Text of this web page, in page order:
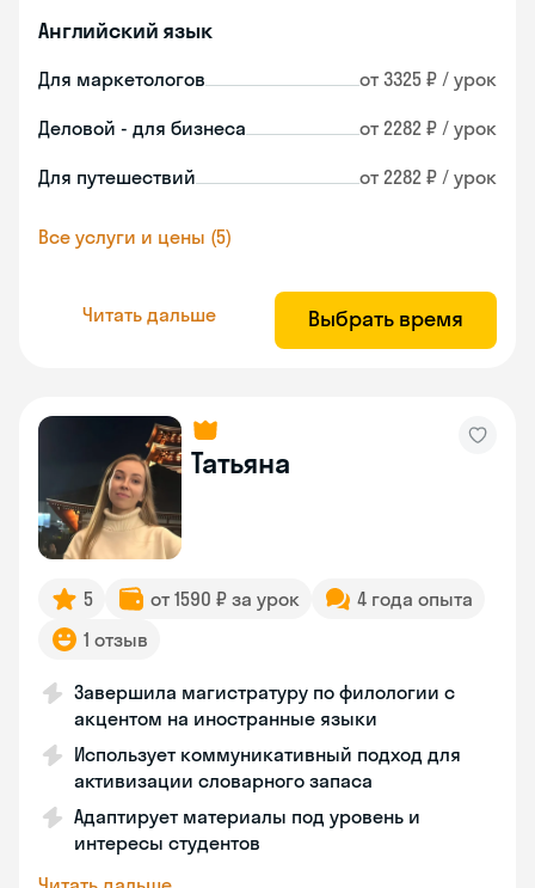
Английский язык
Для маркетологов от 3325 ₽ / урок
Деловой - для бизнеса от 2282 ₽ / урок
Для путешествий от 2282 ₽ / урок
Все услуги и цены (5)
Читать дальше Выбрать время
Татьяна
5 от 1590 ₽ за урок
4 года опыта
1 отзыв
Завершила магистратуру по филологии с
акцентом на иностранные языки
Использует коммуникативный подход для
активизации словарного запаса
Адаптирует материалы под уровень и
интересы студентов